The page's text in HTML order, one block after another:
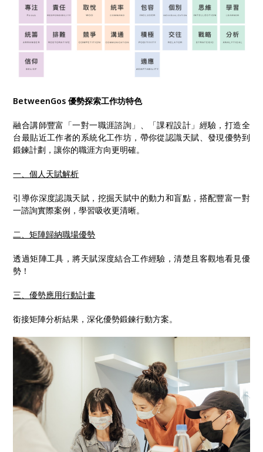
BetweenGos 優勢探索工作坊特色
融合講師豐富「一對一職涯諮詢」、「課程設計」經驗，打造全
台最貼近工作者的系統化工作坊，帶你從認識天賦、發現優勢到
鍛鍊計劃，讓你的職涯方向更明確。
一、個人天賦解析
引導你深度認識天賦，挖掘天賦中的動力和盲點，搭配豐富一對
一諮詢實際案例，學習吸收更清晰。
二、矩陣歸納職場優勢
透過矩陣工具，將天賦深度結合工作經驗，清楚且客觀地看見優
勢！
三、優勢應用行動計畫
銜接矩陣分析結果，深化優勢鍛鍊行動方案。